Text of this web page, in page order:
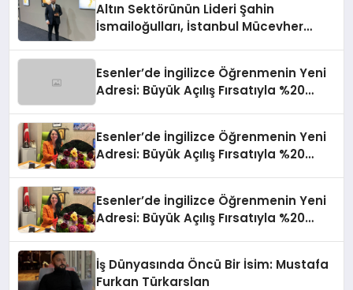
Altın Sektörünün Lideri Şahin
İsmailoğulları, İstanbul Mücevher
Esenler’de İngilizce Öğrenmenin Yeni
Adresi: Büyük Açılış Fırsatıyla %20
Esenler’de İngilizce Öğrenmenin Yeni
Adresi: Büyük Açılış Fırsatıyla %20
Esenler’de İngilizce Öğrenmenin Yeni
Adresi: Büyük Açılış Fırsatıyla %20
İş Dünyasında Öncü Bir İsim: Mustafa
Furkan Türkarslan